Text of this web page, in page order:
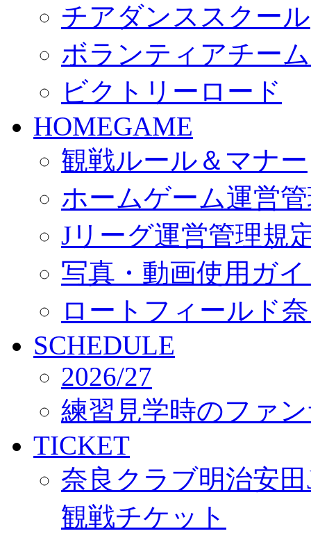
チアダンススクール
ボランティアチー
ビクトリーロード
HOMEGAME
観戦ルール＆マナー
ホームゲーム運営
Jリーグ運営管理規
写真・動画使用ガ
ロートフィールド
SCHEDULE
2026/27
練習見学時のファ
TICKET
奈良クラブ明治安
観戦チケット